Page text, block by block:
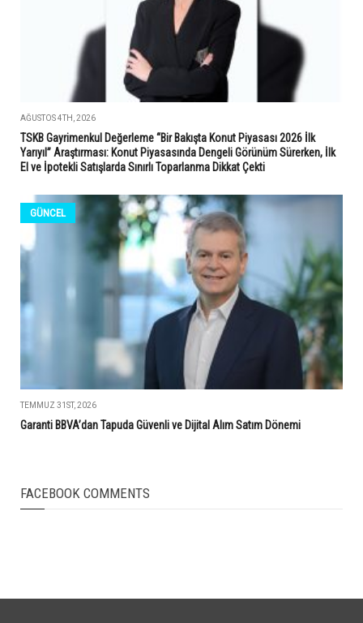
AĞUSTOS 4TH, 2026
TSKB Gayrimenkul Değerleme “Bir Bakışta Konut Piyasası 2026 İlk
Yarıyıl” Araştırması: Konut Piyasasında Dengeli Görünüm Sürerken, İlk
El ve İpotekli Satışlarda Sınırlı Toparlanma Dikkat Çekti
GÜNCEL
TEMMUZ 31ST, 2026
Garanti BBVA’dan Tapuda Güvenli ve Dijital Alım Satım Dönemi
FACEBOOK COMMENTS